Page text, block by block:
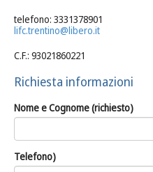
telefono: 3331378901
lifc.trentino@libero.it
C.F.: 93021860221
Richiesta informazioni
Nome e Cognome (richiesto)
Telefono)